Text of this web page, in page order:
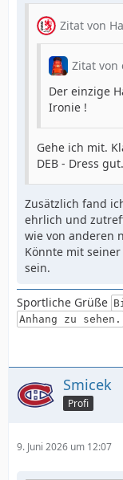
Zitat von
Zitat von
Der einzige
Ironie !
Gehe ich mit.
DEB - Dress gut.
Zusätzlich fand
ehrlich und
wie von anderen
Könnte mit
sein.
Sportliche Grüße
Anhang zu sehen.
Smicek
Profi
9. Juni 2026 um 12:07